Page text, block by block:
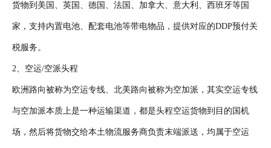
货物到美国、英国、德国、法国、加拿大、意大利、西班牙等国
家，支持内置电池、配套电池等带电物品，提供对应的DDP预付关
税服务。
2、空运/空派头程
欧洲路向被称为空运专线、北美路向被称为空加派，其实空运专线
与空加派本质上是一种运输渠道，都是头程空运货物到目的国机
场，然后将货物交给本土物流服务商负责末端派送，均属于空运